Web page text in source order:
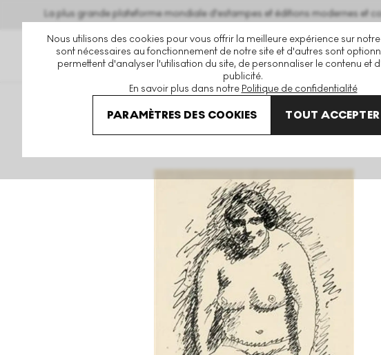
Nous utilisons des cookies pour vous offrir la meilleure expérience sur
sont nécessaires au fonctionnement de notre site et d'autres sont
permettent d'analyser l'utilisation du site, de personnaliser le contenu et
publicité.
En savoir plus dans notre Politique de confidentialité
PARAMÈTRES DES COOKIES TOUT ACCEPTER
La plus grande plateforme mondiale d'estampes et éditions modernes et